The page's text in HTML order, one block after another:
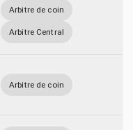
Arbitre de coin
Arbitre Central
Arbitre de coin